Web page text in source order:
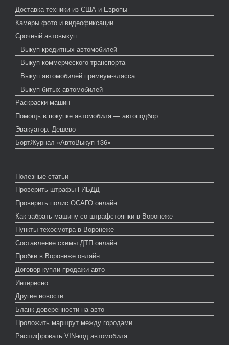
Доставка техники из США и Европы
Камеры фото и видеофиксации
Срочный автовыкуп
Выкуп кредитных автомобилей
Выкуп коммерческого транспорта
Выкуп автомобилей премиум-класса
Выкуп битых автомобилей
Раскраски машин
Помощь в покупке автомобиля — автоподбор
Эвакуатор. Дешево
БортЖурнал «АвтоВыкуп 136»
Полезные статьи
Проверить штрафы ГИБДД
Проверить полис ОСАГО онлайн
Как забрать машину со штрафстоянки в Воронеже
Пункты техосмотра в Воронеже
Составление схемы ДТП онлайн
Пробки в Воронеже онлайн
Договор купли-продажи авто
Интересно
Другие новости
Бланк доверенности на авто
Проложить маршрут между городами
Расшифровать VIN-код автомобиля